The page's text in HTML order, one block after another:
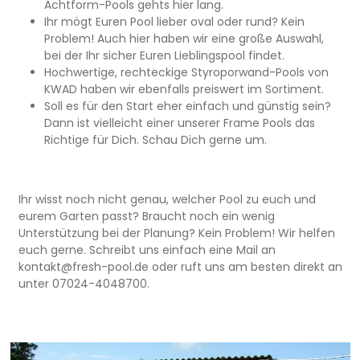
erheblich reduziert wird. Alle
Verpackungskomponenten werden aus
recycelten Materialien hergestellt und können
dem Recycling wieder zugeführt werden.Dieses
Set enthält Produkte, die Gefahrstoffe
enthalten. Bitte beachten Sie deshalb sorgfältig
die auf den Verpackungen und dem Umkarton
aufgedruckten Gefahren- und
Sicherheitshinweise. Die Produkte unter
Verschluss und für Kinder unzugänglich
Produktetikett).Alkalinity MinusH290 Kann
gegenüber Metallen korrosiv sein. H315
Verursacht Hautreizungen. H318 Verursacht
schwere Augenschäden. H335 Kann die
Atemwege reizen. P101 Ist ärztlicher Rat
erforderlich, Verpackung oder
Kennzeichnungsetikett bereithalten. P102 Darf
anrufen. P302+P352 BEI BERÜHRUNG MIT DER HAUT:
Mit viel Wasser waschen. P305+P351+P338 BEI
Achtform-Pools gehts hier lang.
Ihr mögt Euren Pool lieber oval oder rund? Kein
Problem! Auch hier haben wir eine große Auswahl,
bei der Ihr sicher Euren Lieblingspool findet.
Hochwertige, rechteckige Styroporwand-Pools von
KWAD haben wir ebenfalls preiswert im Sortiment.
Soll es für den Start eher einfach und günstig sein?
Dann ist vielleicht einer unserer Frame Pools das
Richtige für Dich. Schau Dich gerne um.
Ihr wisst noch nicht genau, welcher Pool zu euch und
eurem Garten passt? Braucht noch ein wenig
Unterstützung bei der Planung? Kein Problem! Wir helfen
euch gerne. Schreibt uns einfach eine Mail an
kontakt@fresh-pool.de oder ruft uns am besten direkt an
unter 07024-4048700.